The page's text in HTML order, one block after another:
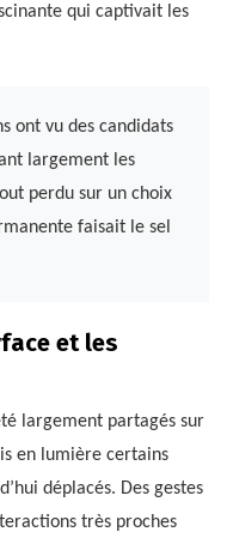
qui captivait les
ont vu des candidats
largement les
perdu sur un choix
faisait le sel
et les
largement partagés sur
en lumière certains
déplacés. Des gestes
très proches